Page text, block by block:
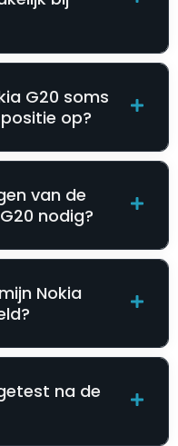
G20 soms
op?
van de
nodig?
Nokia
na de